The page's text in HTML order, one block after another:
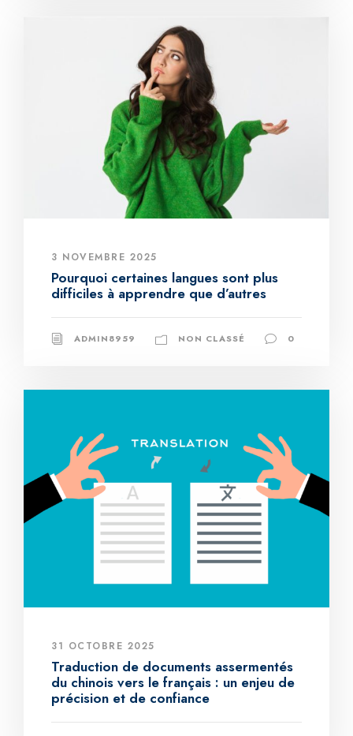
3 NOVEMBRE 2025
Pourquoi certaines langues sont plus
difficiles à apprendre que d’autres
ADMIN8959 NON CLASSÉ 0
31 OCTOBRE 2025
Traduction de documents assermentés
du chinois vers le français : un enjeu de
précision et de confiance